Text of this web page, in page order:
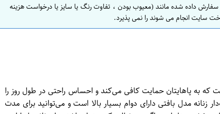
داده شده مانند (معیوب بودن ، تفاوت رنگ یا سایز یا درخواست هزینه
سایت انجام می شوند را نمی پذیرد.
که به پاهایتان حمایت کافی می‌کند و احساس راحتی در طول روز را
مدل بافتی دارای دوام بسیار بالا است و می‌توانید برای مدت